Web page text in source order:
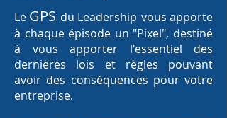
Le GPS du Leadership vous apporte
à chaque épisode un "Pixel", destiné
à vous apporter l'essentiel des
dernières lois et règles pouvant
avoir des conséquences pour votre
entreprise.